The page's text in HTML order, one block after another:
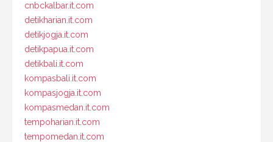
cnbckalbar.it.com
detikharian.it.com
detikjogja.it.com
detikpapua.it.com
detikbali.it.com
kompasbali.it.com
kompasjogja.it.com
kompasmedan.it.com
tempoharian.it.com
tempomedan.it.com